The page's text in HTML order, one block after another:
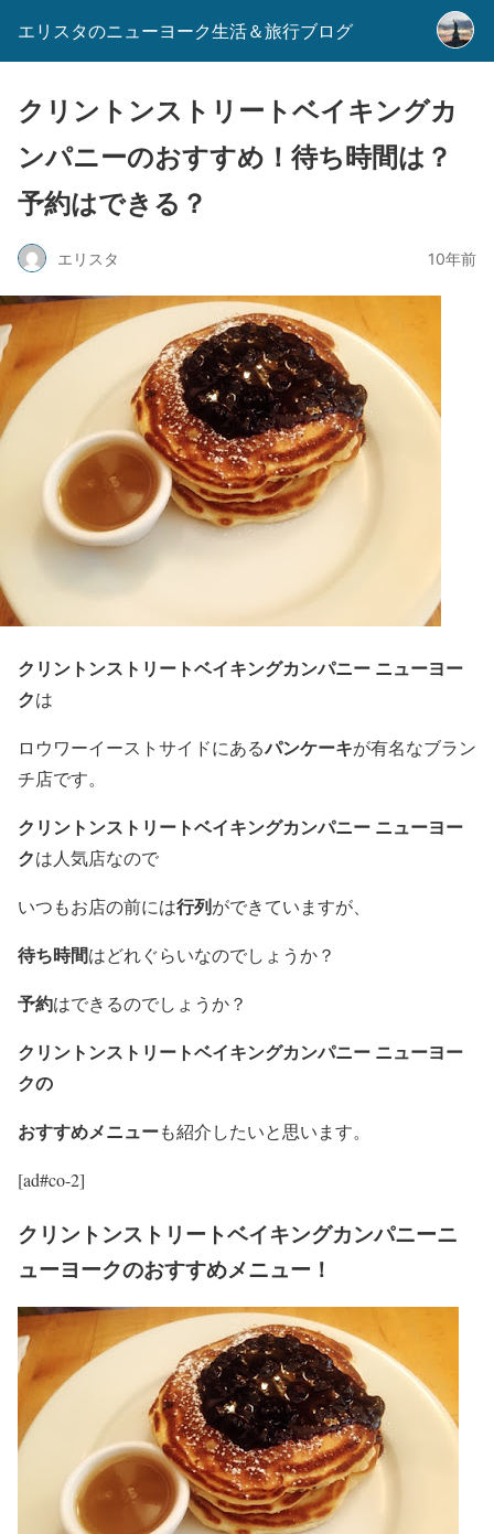
エリスタのニューヨーク生活＆旅行ブログ
クリントンストリートベイキングカ
ンパニーのおすすめ！待ち時間は？
予約はできる？
エリスタ 10年前
クリントンストリートベイキングカンパニー ニューヨー
クは
ロウワーイーストサイドにあるパンケーキが有名なブラン
チ店です。
クリントンストリートベイキングカンパニー ニューヨー
クは人気店なので
いつもお店の前には行列ができていますが、
待ち時間はどれぐらいなのでしょうか？
予約はできるのでしょうか？
クリントンストリートベイキングカンパニー ニューヨー
クの
おすすめメニューも紹介したいと思います。
[ad#co-2]
クリントンストリートベイキングカンパニーニ
ューヨークのおすすめメニュー！